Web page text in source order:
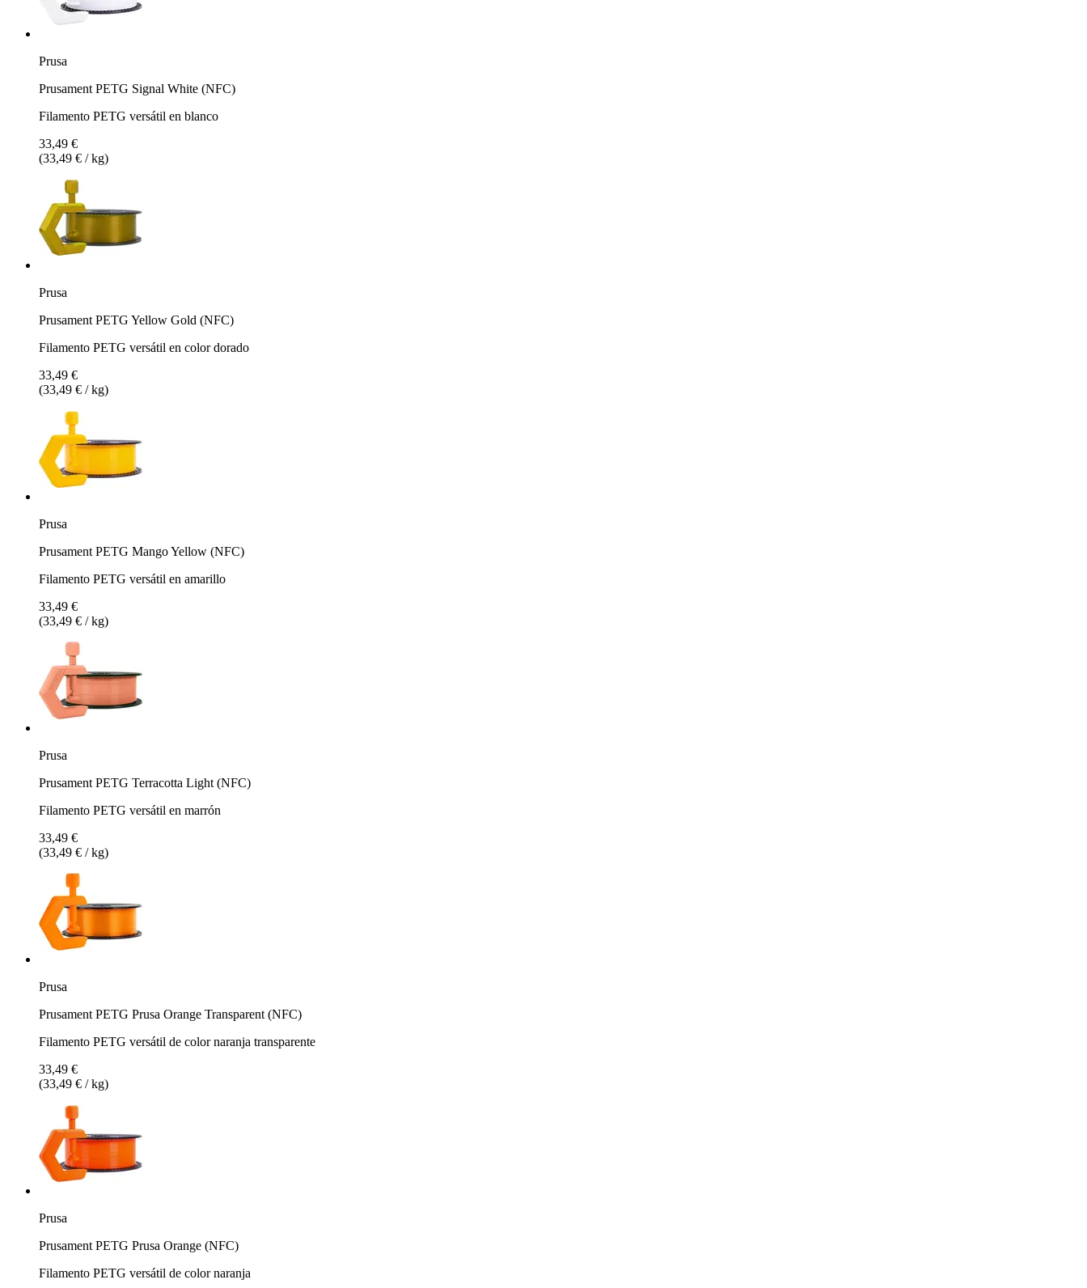
Prusa
Prusament PETG Signal White (NFC)
Filamento PETG versátil en blanco
33,49 €
(33,49 € / kg)
Prusa
Prusament PETG Yellow Gold (NFC)
Filamento PETG versátil en color dorado
33,49 €
(33,49 € / kg)
Prusa
Prusament PETG Mango Yellow (NFC)
Filamento PETG versátil en amarillo
33,49 €
(33,49 € / kg)
Prusa
Prusament PETG Terracotta Light (NFC)
Filamento PETG versátil en marrón
33,49 €
(33,49 € / kg)
Prusa
Prusament PETG Prusa Orange Transparent (NFC)
Filamento PETG versátil de color naranja transparente
33,49 €
(33,49 € / kg)
Prusa
Prusament PETG Prusa Orange (NFC)
Filamento PETG versátil de color naranja